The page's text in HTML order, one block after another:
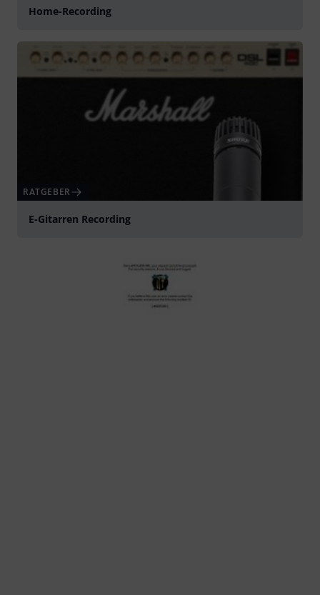
Home-Recording
RATGEBER
E-Gitarren Recording